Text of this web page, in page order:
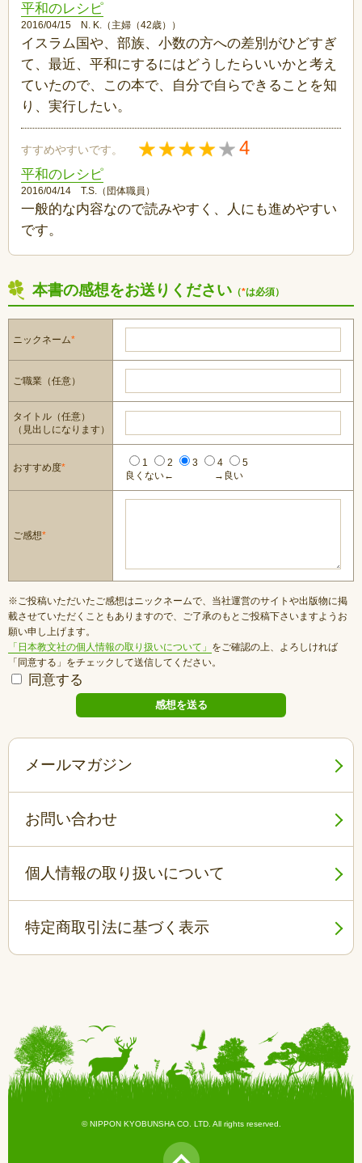
平和のレシピ
2016/04/15 N. K.（主婦（42歳））
イスラム国や、部族、小数の方への差別がひどすぎ
て、最近、平和にするにはどうしたらいいかと考え
ていたので、この本で、自分で自らできることを知
り、実行したい。
すすめやすいです。 4
平和のレシピ
2016/04/14 T.S.（団体職員）
一般的な内容なので読みやすく、人にも進めやすい
です。
本書の感想をお送りください （*は必須）
ニックネーム*
ご職業（任意）
タイトル（任意）
（見出しになります）
おすすめ度* 1 2 3 4
5
良くない←
→良い
ご感想*
※ご投稿いただいたご感想はニックネームで、当社運営のサイトや出版物に掲
載させていただくこともありますので、ご了承のもとご投稿下さいますようお
願い申し上げます。
「日本教文社の個人情報の取り扱いについて」 をご確認の上、よろしければ
「同意する」をチェックして送信してください。
同意する
メールマガジン
お問い合わせ
個人情報の取り扱いについて
特定商取引法に基づく表示
© NIPPON KYOBUNSHA CO. LTD. All rights reserved.